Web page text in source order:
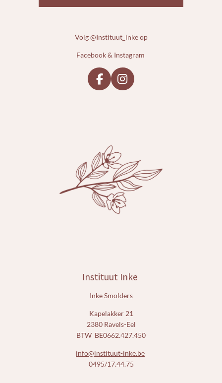
Volg @Instituut_inke op
Facebook & Instagram
F
a
k
I
n
m
Instituut Inke
Inke Smolders
Kapelakker 21
2380 Ravels-Eel
BTW BE0662.427.450
info@instituut-inke.be
0495/17.44.75